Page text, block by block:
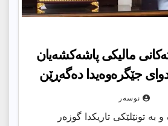
مالیكی پاشەكشەیان
جێگرەوەیدا دەگەڕێن
نوسەر
بە تونێلێكی تاریكدا گوزەر